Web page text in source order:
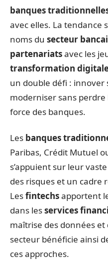
banques
avec elles. La tendance
noms du secteur
partenariatsavec les
transformation
un double défi : innover
moderniser sans
force des banques.
Les banques
Paribas, Crédit Mutuel
s’appuient sur leur
des risques et un cadre
Lesfintechsapportent
dans lesservices
maîtrise des données et
secteur bénéficie ainsi
ces approches.